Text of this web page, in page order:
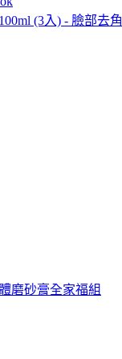
(3入) - 臉部去
磨砂膏全家福組